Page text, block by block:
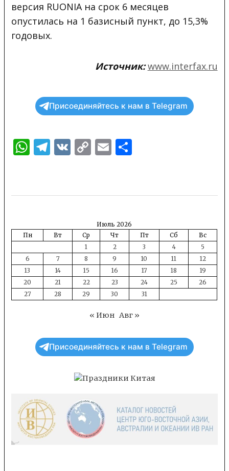
версия RUONIA на срок 6 месяцев
опустилась на 1 базисный пункт, до 15,3%
годовых.
Источник: www.interfax.ru
Присоединяйтесь к нам в Telegram
WhatsApp
Telegram
VKCopyEmail
Июль 2026
Пн
Вт Ср Чт Пт Сб
Вс
1
2 3 4
5
6
7 8 9 10 11
12
13
14 15 16 17 18
19
20
21 22 23 24 25
26
27
28 29 30 31
« Июн Авг »
Присоединяйтесь к нам в Telegram